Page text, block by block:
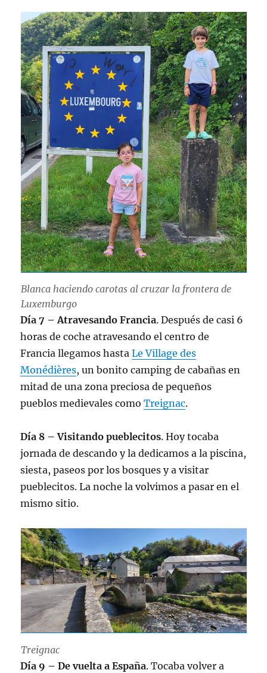
Blanca haciendo carotas al cruzar la frontera de
Luxemburgo
Día 7 – Atravesando Francia. Después de casi 6
horas de coche atravesando el centro de
Francia llegamos hastaLe Village des
Monédières, un bonito camping de cabañas en
mitad de una zona preciosa de pequeños
pueblos medievales comoTreignac.
Día 8 – Visitando pueblecitos. Hoy tocaba
jornada de descando y la dedicamos a la piscina,
siesta, paseos por los bosques y a visitar
pueblecitos. La noche la volvimos a pasar en el
mismo sitio.
Treignac
Día 9 – De vuelta a España. Tocaba volver a